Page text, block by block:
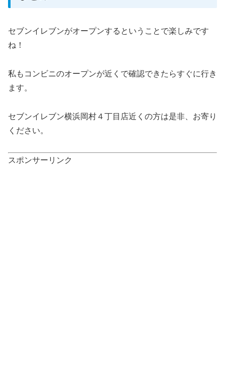
セブンイレブンがオープンするということで楽しみです
ね！
私もコンビニのオープンが近くで確認できたらすぐに行き
ます。
セブンイレブン横浜岡村４丁目店近くの方は是非、お寄り
ください。
スポンサーリンク